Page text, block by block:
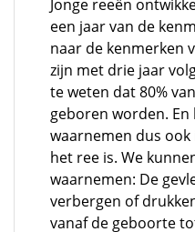
Jonge reeën
een jaar van de
naar de kenmerken
zijn met drie jaar
te weten dat 80%
geboren worden.
waarnemen dus
het ree is. We
waarnemen: De
verbergen of
vanaf de geboorte